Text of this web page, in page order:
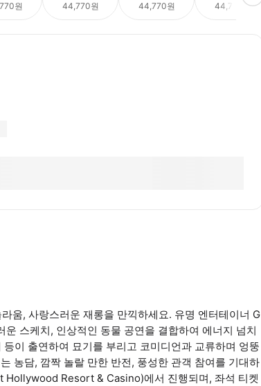
원 44,770원 44,770원 44,770원
, 사랑스러운 재롱을 만끽하세요. 유명 엔터테이너 G
스케치, 인상적인 동물 공연을 결합하여 에너지 넘치
이 출연하여 묘기를 부리고 코미디언과 교류하며 엉뚱
농담, 깜짝 놀랄 만한 반전, 풍성한 관객 참여를 기대하
Hollywood Resort & Casino)에서 진행되며, 좌석 티켓